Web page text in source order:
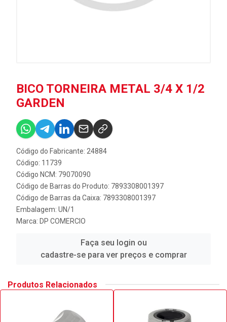
BICO TORNEIRA METAL 3/4 X 1/2
GARDEN
Código do Fabricante: 24884
Código: 11739
Código NCM: 79070090
Código de Barras do Produto: 7893308001397
Código de Barras da Caixa: 7893308001397
Embalagem: UN/1
Marca: DP COMERCIO
Faça seu login ou
cadastre-se para ver preços e comprar
Produtos Relacionados